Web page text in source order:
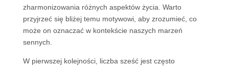
zharmonizowania różnych aspektów życia. Warto
przyjrzeć się bliżej temu motywowi, aby zrozumieć, co
może on oznaczać w kontekście naszych marzeń
sennych.
W pierwszej kolejności, liczba sześć jest często